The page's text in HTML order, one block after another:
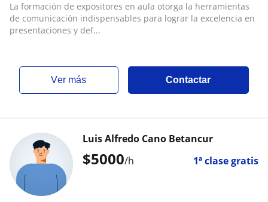
La formación de expositores en aula otorga la herramientas
de comunicación indispensables para lograr la excelencia en
presentaciones y def...
ver más Contactar
$5000/h 1ª clase gratis
Luis Alfredo Cano Betancur